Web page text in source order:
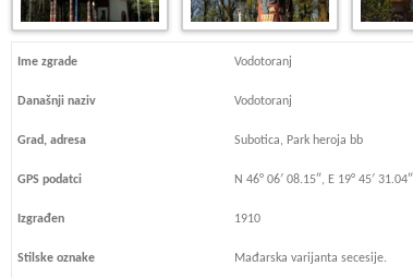
Ime zgrade Vodotoranj
Današnji naziv Vodotoranj
Grad, adresa Subotica, Park heroja bb
GPS podatci N 46° 06′ 08.15″, E 19° 45′ 31.04″
Izgrađen 1910
Stilske oznake Mađarska varijanta secesije.